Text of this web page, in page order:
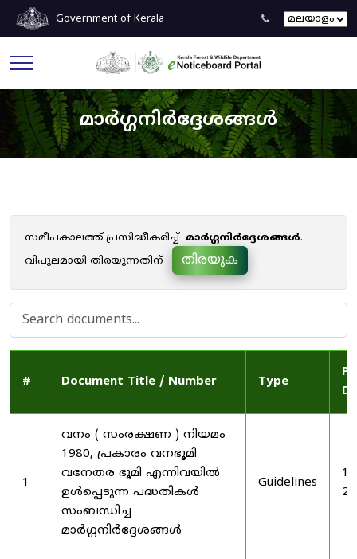
Government of Kerala
മാർഗ്ഗനിർദ്ദേശങ്ങൾ
സമീപകാലത്ത് പ്രസിദ്ധീകരിച്ച് മാർഗ്ഗനിർദ്ദേശങ്ങൾ.
വിപുലമായി തിരയുന്നതിന്
തിരയുക
# Document Title / Number Type
1
വനം ( സംരക്ഷണ ) നിയമം
1980, പ്രകാരം വനഭൂമി
വനേതര ഭൂമി എന്നിവയിൽ
ഉൾപ്പെടുന്ന പദ്ധതികൾ
സംബന്ധിച്ച
മാർഗ്ഗനിർദ്ദേശങ്ങൾ
Guidelines